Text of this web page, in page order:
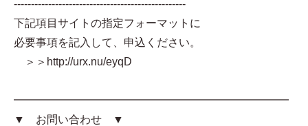
--------------------------------------------------
下記項目サイトの指定フォーマットに
必要事項を記入して、申込ください。
＞＞http://urx.nu/eyqD
━━━━━━━━━━━━━━━━━━━━━━━━━
▼ お問い合わせ ▼